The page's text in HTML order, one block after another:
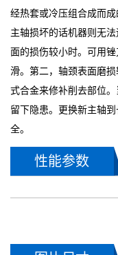
经热套或冷压组合成而成
主轴损坏的话机器则无
面的损伤较小时。可用
滑。第二，轴颈表面磨
式合金来修补削去部位
留下隐患。更换新主轴
全。
性能参数